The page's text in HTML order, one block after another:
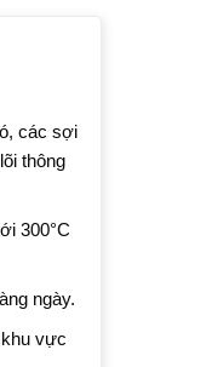
các sợi
thông
300°C
ngày.
vực